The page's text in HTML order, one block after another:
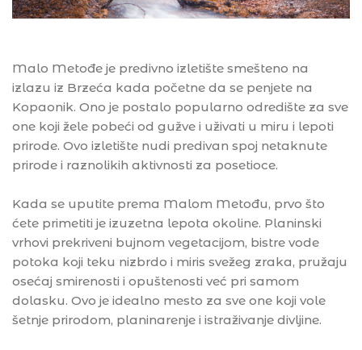
Malo Metođe je predivno izletište smešteno na
izlazu iz Brzeća kada početne da se penjete na
Kopaonik. Ono je postalo popularno odredište za sve
one koji žele pobeći od gužve i uživati u miru i lepoti
prirode. Ovo izletište nudi predivan spoj netaknute
prirode i raznolikih aktivnosti za posetioce.
Kada se uputite prema Malom Metođu, prvo što
ćete primetiti je izuzetna lepota okoline. Planinski
vrhovi prekriveni bujnom vegetacijom, bistre vode
potoka koji teku nizbrdo i miris svežeg zraka, pružaju
osećaj smirenosti i opuštenosti već pri samom
dolasku. Ovo je idealno mesto za sve one koji vole
šetnje prirodom, planinarenje i istraživanje divljine.